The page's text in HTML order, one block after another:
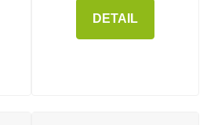
DETAIL